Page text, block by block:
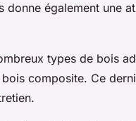
donne également une
types de bois
composite. Ce